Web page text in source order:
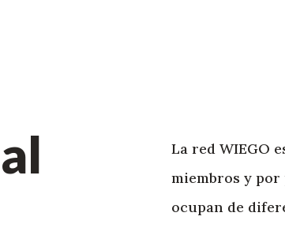
La red WIEGO
miembros y
ocupan de